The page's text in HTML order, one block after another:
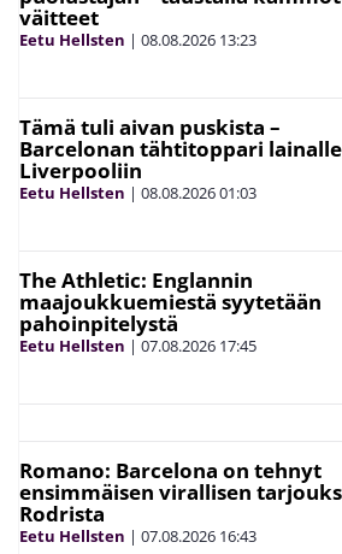
väitteet
Eetu Hellsten | 08.08.2026 13:23
Tämä tuli aivan puskista –
Barcelonan tähtitoppari lainalle
Liverpooliin
Eetu Hellsten | 08.08.202601:03
The Athletic: Englannin
maajoukkuemiestä syytetään
pahoinpitelystä
Eetu Hellsten | 07.08.2026 17:45
Romano: Barcelona on tehnyt
ensimmäisen virallisen
Rodrista
Eetu Hellsten | 07.08.2026 16:43